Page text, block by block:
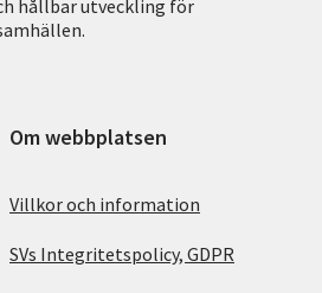
hållbar utveckling för
Om webbplatsen
Villkor och information
SVs Integritetspolicy, GDPR